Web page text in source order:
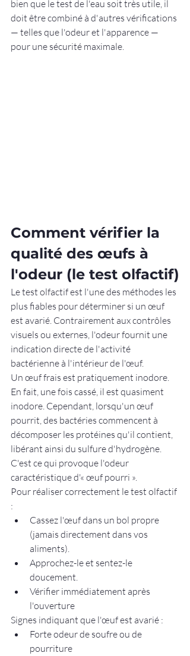
bien que le test de l'eau soit très utile, il
doit être combiné à d'autres vérifications
— telles que l'odeur et l'apparence —
pour une sécurité maximale.
Comment vérifier la
qualité des œufs à
l'odeur (le test olfactif)
Le test olfactif est l'une des méthodes les
plus fiables pour déterminer si un œuf
est avarié. Contrairement aux contrôles
visuels ou externes, l'odeur fournit une
indication directe de l'activité
bactérienne à l'intérieur de l'œuf.
Un œuf frais est pratiquement inodore.
En fait, une fois cassé, il est quasiment
inodore. Cependant, lorsqu'un œuf
pourrit, des bactéries commencent à
décomposer les protéines qu'il contient,
libérant ainsi du sulfure d'hydrogène.
C'est ce qui provoque l'odeur
caractéristique d'« œuf pourri ».
Pour réaliser correctement le test olfactif
:
Cassez l'œuf dans un bol propre
(jamais directement dans vos
aliments).
Approchez-le et sentez-le
doucement.
Vérifier immédiatement après
l'ouverture
Signes indiquant que l'œuf est avarié :
Forte odeur de soufre ou de
pourriture